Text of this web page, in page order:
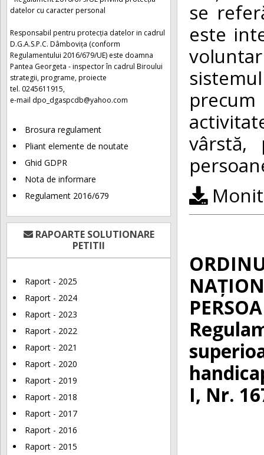
datelor cu caracter personal
Responsabil pentru protecția datelor in cadrul
D.G.A.S.P.C. Dâmbovița (conform
Regulamentului 2016/679/UE) este doamna
Pantea Georgeta - inspector în cadrul Biroului
strategii, programe, proiecte
tel. 0245611915,
e-mail dpo_dgaspcdb@yahoo.com
Brosura regulament
Pliant elemente de noutate
Ghid GDPR
Nota de informare
Regulament 2016/679
RAPOARTE SOLUTIONARE
PETITII
Raport - 2025
Raport - 2024
Raport - 2023
Raport - 2022
Raport - 2021
Raport - 2020
Raport - 2019
Raport - 2018
Raport - 2017
Raport - 2016
Raport - 2015
se
este
vârstă,
I, Nr.